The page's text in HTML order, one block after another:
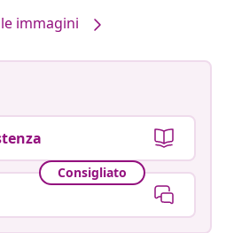
immagini
Consigliato